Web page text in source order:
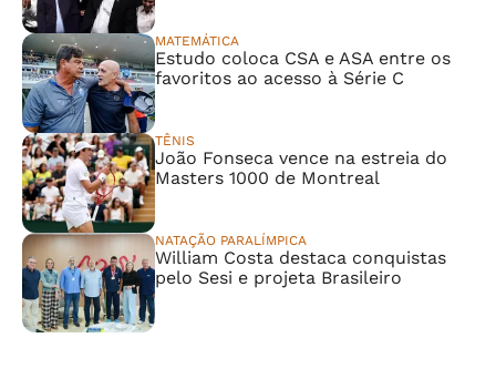
MATEMÁTICA
Estudo coloca CSA e ASA entre os
favoritos ao acesso à Série C
TÊNIS
João Fonseca vence na estreia do
Masters 1000 de Montreal
NATAÇÃO PARALÍMPICA
William Costa destaca conquistas
pelo Sesi e projeta Brasileiro